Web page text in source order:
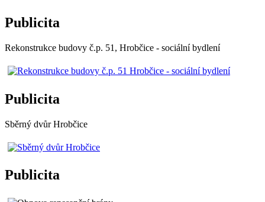
Publicita
Rekonstrukce budovy č.p. 51, Hrobčice - sociální bydlení
Publicita
Sběrný dvůr Hrobčice
Publicita